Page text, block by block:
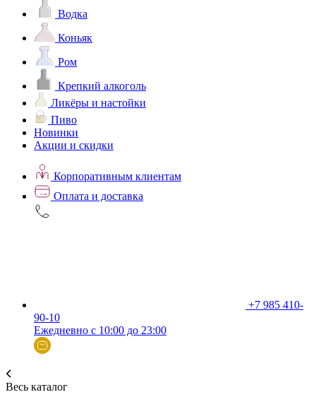
Водка
Коньяк
Ром
Крепкий алкоголь
Ликёры и настойки
Пиво
Новинки
Акции и скидки
Корпоративным клиентам
Оплата и доставка
+7 985 410-
90-10
Ежедневно с 10:00 до 23:00
Весь каталог